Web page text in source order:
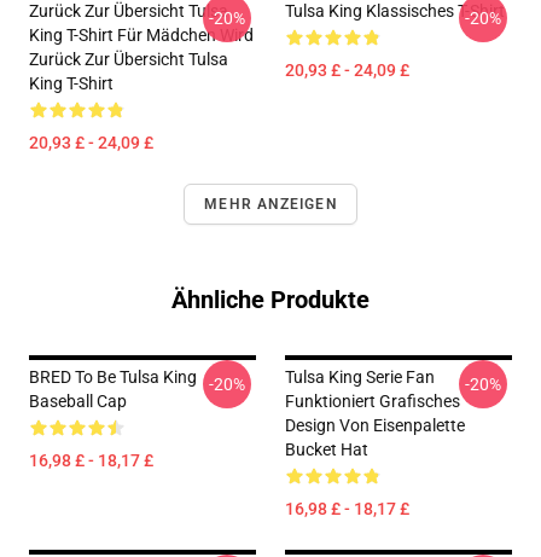
Zurück Zur Übersicht Tulsa
King T-Shirt Für Mädchen Wird
Zurück Zur Übersicht Tulsa
King T-Shirt
20,93 £ - 24,09 £
-20% Tulsa King Klassisches T-Shirt
20,93 £ - 24,09 £
-20%
MEHR ANZEIGEN
Ähnliche Produkte
BRED To Be Tulsa King
Baseball Cap
16,98 £ - 18,17 £
-20%
Tulsa King Serie Fan
Funktioniert Grafisches
Design Von Eisenpalette
Bucket Hat
16,98 £ - 18,17 £
-20%